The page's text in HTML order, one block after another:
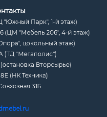
"Южный Парк", 1-й этаж)
(ЦМ "Мебель 206", 4-й этаж)
цокольный этаж)
(ТД "Мегаполис")
Вторсырье)
(НК Техника)
31Б